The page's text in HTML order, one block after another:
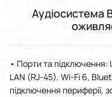
Аудіосистема
• Порти та
LAN (RJ-45), Wi-Fi 6,
підключення периферії,